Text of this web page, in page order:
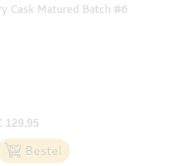
Cask Matured Batch #6
129,95